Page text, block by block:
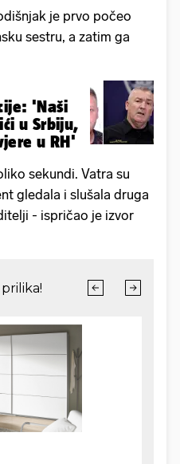
je prvo počeo
sestru, a zatim ga
'Naši
u Srbiju,
u RH'
sekundi. Vatra su
gledala i slušala druga
- ispričao je izvor